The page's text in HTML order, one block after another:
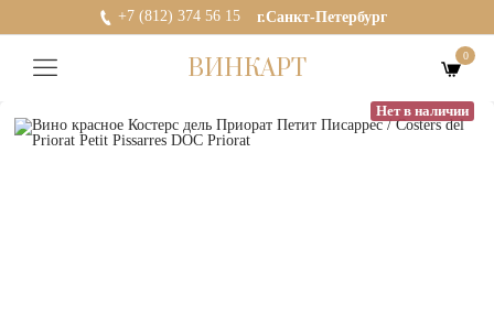
+7 (812) 374 56 15 г.Санкт-Петербург
ВИНКАРТ 0
Нет в наличии